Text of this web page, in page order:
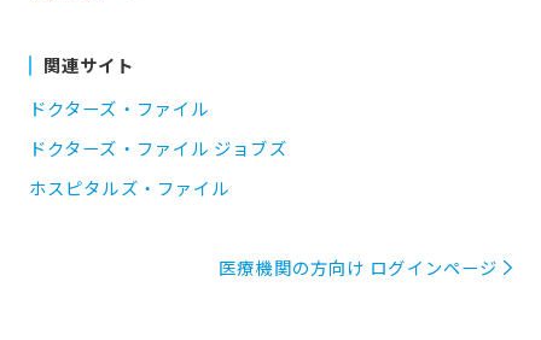
関連サイト
ドクターズ・ファイル
ドクターズ・ファイル ジョブズ
ホスピタルズ・ファイル
医療機関の方向け ログインページ